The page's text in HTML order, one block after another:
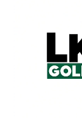
Sementara itu,
bahwa
sekadar
menghidupkan nilai
masyarakat. Ia
kawasan
masyarakat akan